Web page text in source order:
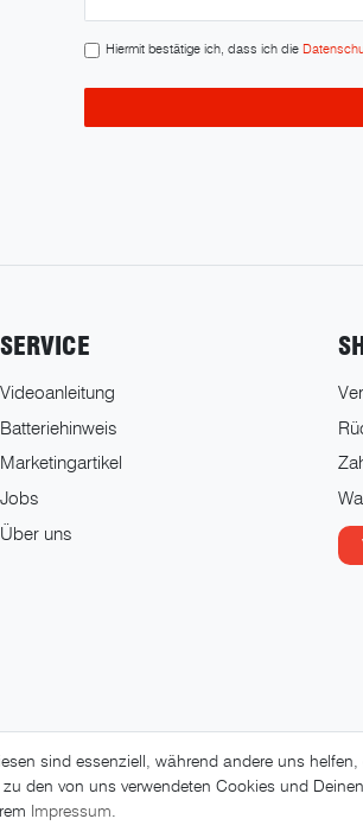
Hiermit bestätige ich, dass ich die
SERVICE
Videoanleitung
Batteriehinweis
Marketingartikel
Jobs
Über uns
© 2026 FAHRER Berlin. Alle
sind essenziell, während andere uns
den von uns verwendeten Cookies und
Impressum